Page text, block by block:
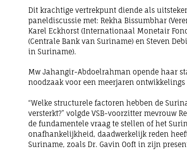
Dit krachtige vertrekpunt diende als
paneldiscussie met: Rekha Bissumbhar
Karel Eckhorst (Internationaal Monetair
(Centrale Bank van Suriname) en Steven
in Suriname).
Mw Jahangir-Abdoelrahman opende haar
noodzaak voor een meerjaren ontwikkelings
“Welke structurele factoren hebben de
versterkt?” volgde VSB-voorzitter mevrouw
de fundamentele vraag te stellen of het
onafhankelijkheid, daadwerkelijk reden
Suriname, zoals Dr. Gavin Ooft in zijn